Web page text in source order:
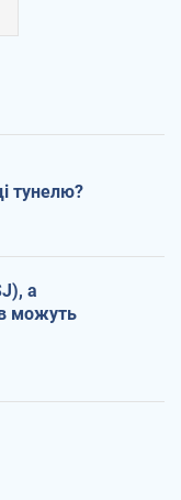
тунелю?
а
можуть